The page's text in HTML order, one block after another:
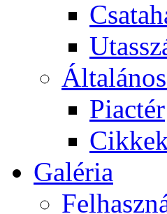
Piactér
Galéria